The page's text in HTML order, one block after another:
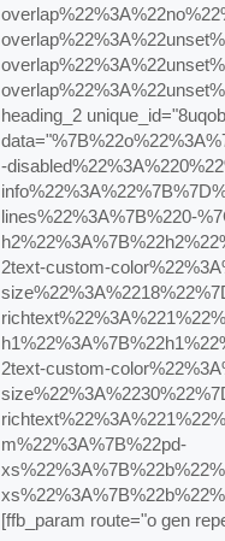
heading_2
-
lines%22%3A%7B%220-
2text-custom-
2text-custom-
m%22%3A%7B%22pd-
[ffb_param route="o gen